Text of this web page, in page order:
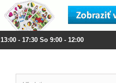
- 17:30 So 9:00 - 12:00